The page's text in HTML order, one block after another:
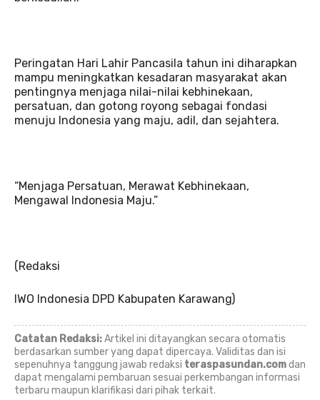
Peringatan Hari Lahir Pancasila tahun ini diharapkan
mampu meningkatkan kesadaran masyarakat akan
pentingnya menjaga nilai-nilai kebhinekaan,
persatuan, dan gotong royong sebagai fondasi
menuju Indonesia yang maju, adil, dan sejahtera.
“Menjaga Persatuan, Merawat Kebhinekaan,
Mengawal Indonesia Maju.”
(Redaksi
IWO Indonesia DPD Kabupaten Karawang)
Catatan Redaksi:Artikel ini ditayangkan secara otomatis
berdasarkan sumber yang dapat dipercaya. Validitas dan isi
sepenuhnya tanggung jawab redaksi teraspasundan.comdan
dapat mengalami pembaruan sesuai perkembangan informasi
terbaru maupun klarifikasi dari pihak terkait.